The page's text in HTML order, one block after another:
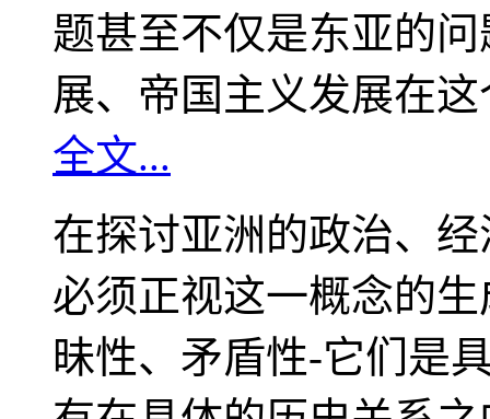
题甚至不仅是东亚的
展、帝国主义发展在
全文...
在探讨亚洲的政治、
必须正视这一概念的
昧性、矛盾性-它们是